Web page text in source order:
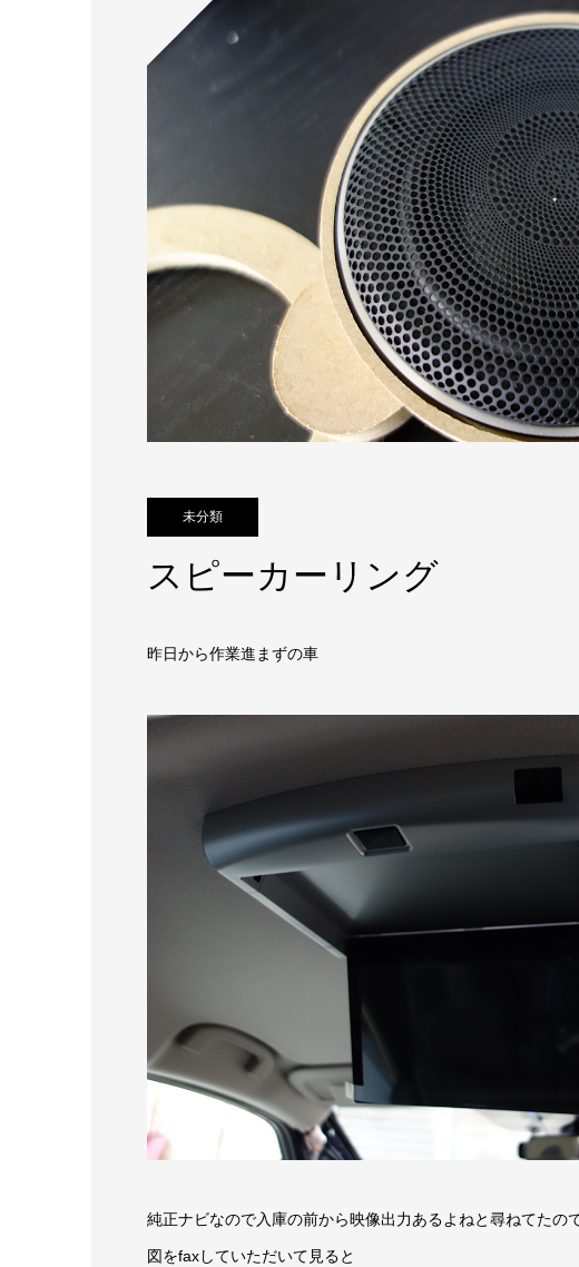
未分類
スピーカーリング
昨日から作業進まずの車
純正ナビなので入庫の前から映像出力あるよねと尋ねてた
図をfaxしていただいて見ると